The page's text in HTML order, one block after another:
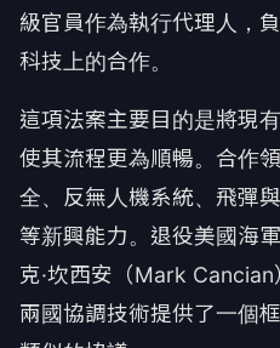
級官員作為執行代理人，
科技上的合作。
這項法案主要目的是將現
使其流程更為順暢。合作
全、反無人機系統、飛彈
等新興能力。退役美國海
克·坎西安（Mark
兩國協調技術提供了一個